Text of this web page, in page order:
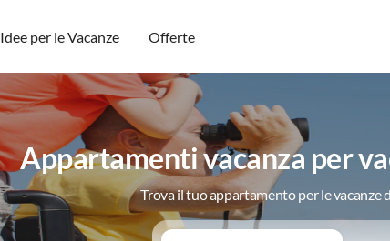
Idee per le Vacanze Offerte
Appartamenti vacanza per
Trova il tuo appartamento per le vacanze